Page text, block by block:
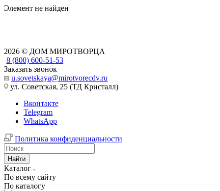
Элемент не найден
2026 © ДОМ МИРОТВОРЦА
8 (800) 600-51-53
Заказать звонок
u.sovetskaya@mirotvorecdv.ru
ул. Советская, 25 (ТД Кристалл)
Вконтакте
Telegram
WhatsApp
Политика конфиденциальности
Найти
Каталог
По всему сайту
По каталогу